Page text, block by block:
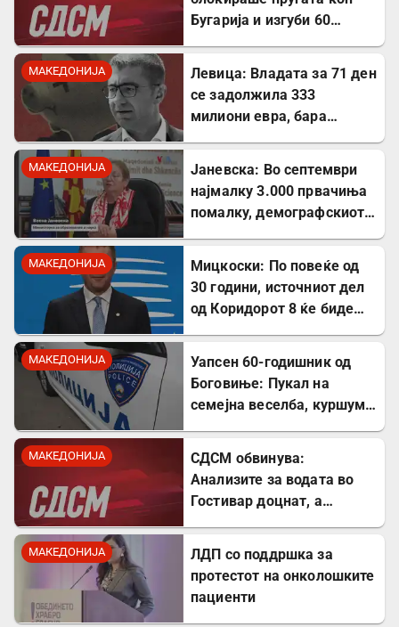
Бугарија и изгуби 60
МАКЕДОНИЈА
Левица: Владата за 71 ден
се задолжила 333
милиони евра, бара
МАКЕДОНИЈА
Јаневска: Во септември
најмалку 3.000 првачиња
помалку, демографскиот
МАКЕДОНИЈА
Мицкоски: По повеќе од
30 години, источниот дел
од Коридорот 8 ќе биде
МАКЕДОНИЈА
Уапсен 60-годишник од
Боговиње: Пукал на
семејна веселба, куршум
МАКЕДОНИЈА
СДСМ обвинува:
Анализите за водата во
Гостивар доцнат, а
МАКЕДОНИЈА
ЛДП со поддршка за
протестот на онколошките
пациенти